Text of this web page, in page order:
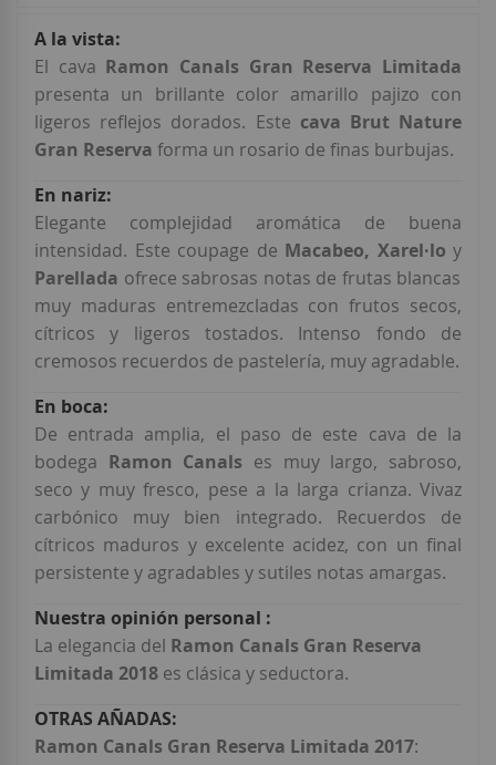
Más
Información
El cava Ramon Canals Gran Reserva Limitada
presenta un brillante color amarillo pajizo con
ligeros reflejos dorados. Este cava Brut Nature
Gran Reserva forma un rosario de finas burbujas.
Elegante complejidad aromática de buena
intensidad. Este coupage de Macabeo, Xarel·lo y
Parellada ofrece sabrosas notas de frutas blancas
muy maduras entremezcladas con frutos secos,
cítricos y ligeros tostados. Intenso fondo de
cremosos recuerdos de pastelería, muy agradable.
De entrada amplia, el paso de este cava de la
bodega Ramon Canals es muy largo, sabroso,
seco y muy fresco, pese a la larga crianza. Vivaz
carbónico muy bien integrado. Recuerdos de
cítricos maduros y excelente acidez, con un final
persistente y agradables y sutiles notas amargas.
La elegancia del Ramon Canals Gran Reserva
Limitada 2018 es clásica y seductora.
Ramon Canals Gran Reserva Limitada 2017: